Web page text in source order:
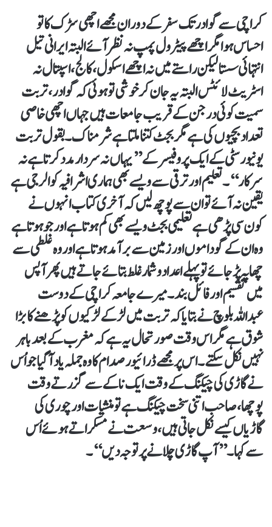
کراچی سے گوادر تک سفر کے دوران مجھے اچھی سڑک کا تو
احساس ہوا مگراچھے پیٹرول پمپ نہ نظر آئے البتہ ایرانی تیل
انتہائی سستا لیکن راستے میں نہ اچھے اسکول، کالج، اسپتال نہ
اسٹریٹ لائٹس البتہ یہ جان کر خوشی تو ہوئی کہ گوادر، تربت
سمیت کوئی درجن کے قریب جامعات ہیں جہاں اچھی خاصی
تعداد بچیوں کی ہے مگر بجٹ کتنا ملتا ہے شرمناک۔ بقول تربت
یونیورسٹی کے ایک پروفیسر کے ’’یہاں نہ سردار مدد کرتا ہے نہ
سرکار‘‘۔ تعلیم اور ترقی سے ویسے بھی ہماری اشرافیہ کو الرجی ہے
یقین نہ آئے تو ان سے پوچھ لیں کہ آخری کتاب انہوں نے
کون سی پڑھی ہے تعلیمی بجٹ ویسے بھی کم ہوتا ہے اور جو ہوتا ہے
وہ ان کے گوداموں اور زمین سے برآمد ہوتا ہے اور وہ غلطی سے
چھاپہ پڑ جائے تو پہلے اعدادو شمار غلط بتائے جاتے ہیں پھر آپس
میں تقسیم اور فائل بند۔ میرے جامعہ کراچی کے دوست
عبداللہ بلوچ نے بتایا کہ تربت میں لڑکے لڑکیوں کو پڑھنے کا بڑا
شوق ہے مگر اس وقت صورتحال یہ ہے کہ مغرب کے بعد باہر
نہیں نکل سکتے۔ اس پر مجھے ڈرائیور صدام کا وہ جملہ یاد آگیا جو اُس
نے گاڑی کی چیکنگ کے وقت ایک ناکے سے گزرتے وقت
پوچھا، صاحب اتنی سخت چیکنگ ہے تو منشیات اور چوری کی
گاڑیاں کیسے نکل جاتی ہیں، وسعت نے مسکراتے ہوئے اُس
سے کہا۔ ’’آپ گاڑی چلانے پر توجہ دیں‘‘۔